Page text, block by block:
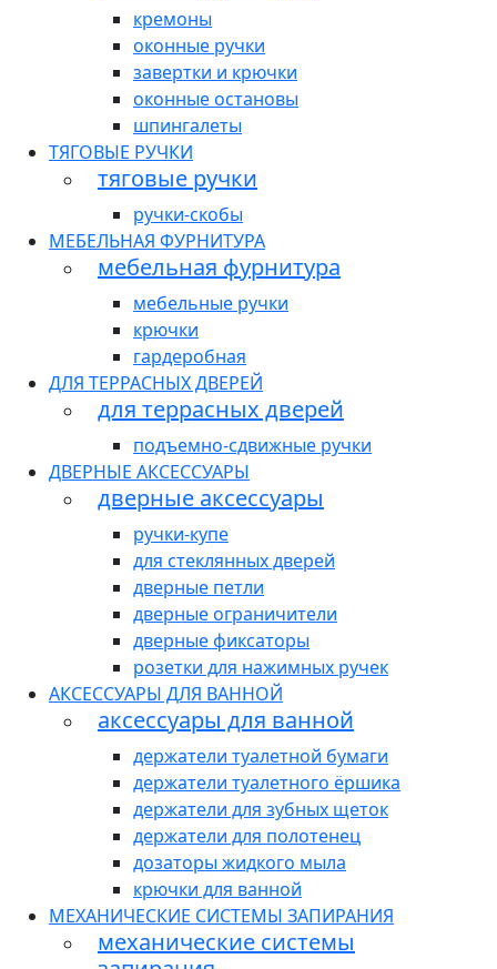
кремоны
оконные ручки
завертки и крючки
оконные остановы
шпингалеты
ТЯГОВЫЕ РУЧКИ
тяговые ручки
ручки-скобы
МЕБЕЛЬНАЯ ФУРНИТУРА
мебельная фурнитура
мебельные ручки
крючки
гардеробная
ДЛЯ ТЕРРАСНЫХ ДВЕРЕЙ
для террасных дверей
подъемно-сдвижные ручки
ДВЕРНЫЕ АКСЕССУАРЫ
дверные аксессуары
ручки-купе
для стеклянных дверей
дверные петли
дверные ограничители
дверные фиксаторы
розетки для нажимных ручек
АКСЕССУАРЫ ДЛЯ ВАННОЙ
аксессуары для ванной
держатели туалетной бумаги
держатели туалетного ёршика
держатели для зубных щеток
держатели для полотенец
дозаторы жидкого мыла
крючки для ванной
МЕХАНИЧЕСКИЕ СИСТЕМЫ ЗАПИРАНИЯ
механические системы